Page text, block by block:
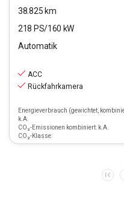
38.825 km
218 PS/160 kW
Automatik
ACC
Rückfahrkamera
Energieverbrauch (gewichtet,
k.A.
CO₂-Emissionen kombiniert: k.A.
CO₂-Klasse: